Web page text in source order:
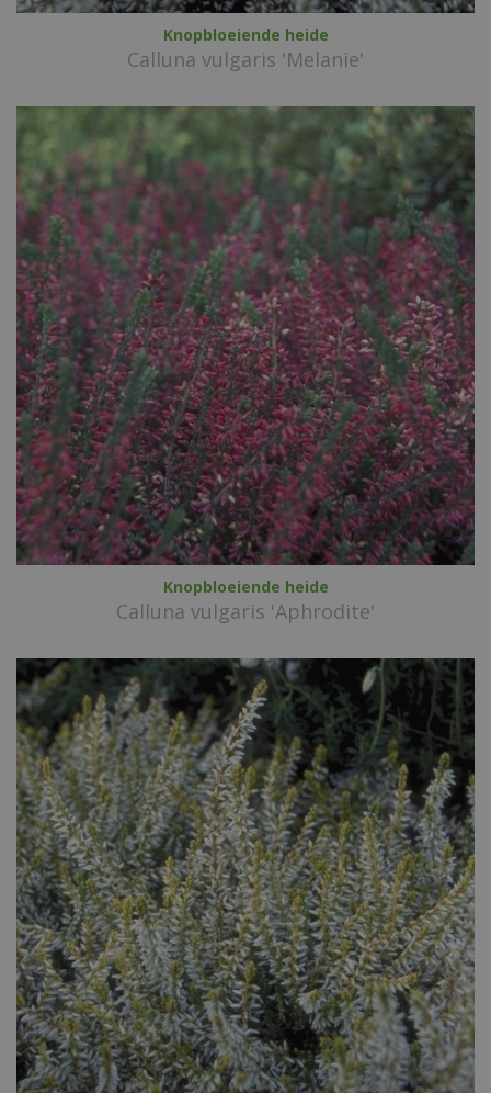
Knopbloeiende heide
Calluna vulgaris 'Melanie'
Knopbloeiende heide
Calluna vulgaris 'Aphrodite'